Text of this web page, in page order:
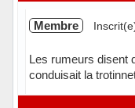
Membre
Les rumeurs disent
conduisait la